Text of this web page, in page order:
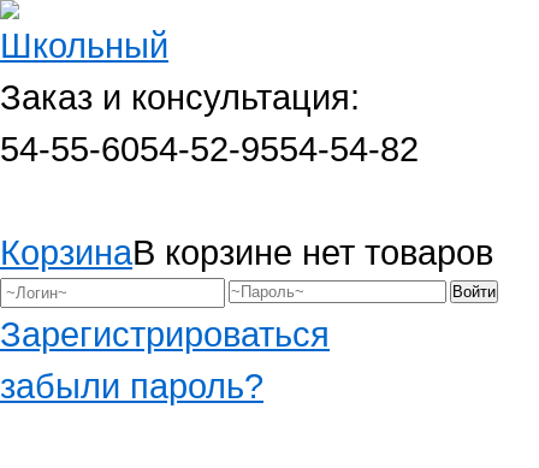
Заказ и консультация:
54-55-6054-52-9554-54-82
КорзинаВ корзине нет товаров
Зарегистрироваться
забыли пароль?